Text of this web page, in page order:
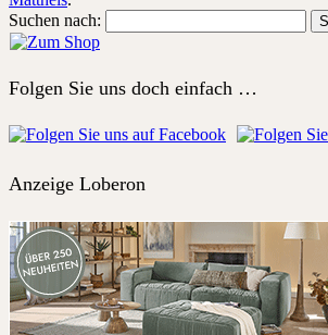
Suchen nach:
Folgen Sie uns doch einfach …
Anzeige Loberon